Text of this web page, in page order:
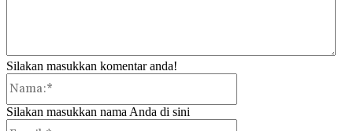
Silakan masukkan komentar anda!
Silakan masukkan nama Anda di sini